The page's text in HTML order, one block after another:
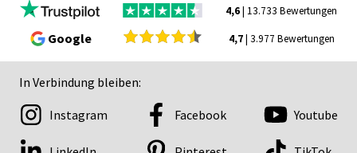
4,6| 13.733 Bewertungen
Google 4,7| 3.977 Bewertungen
In Verbindung bleiben:
Instagram Facebook Youtube